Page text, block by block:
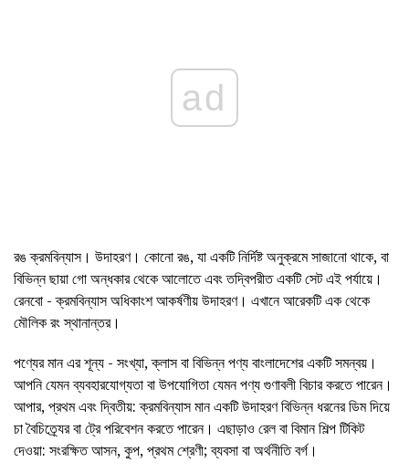
ad
রঙ ক্রমবিন্যাস। উদাহরণ। কোনো রঙ, যা একটি নির্দিষ্ট অনুক্রমে সাজানো থাকে, বা
বিভিন্ন ছায়া গো অন্ধকার থেকে আলোতে এবং তদ্বিপরীত একটি সেট এই পর্যায়ে।
রেনবো - ক্রমবিন্যাস অধিকাংশ আকর্ষণীয় উদাহরণ। এখানে আরেকটি এক থেকে
মৌলিক রং স্থানান্তর।
পণ্যের মান এর শূন্য - সংখ্যা, ক্লাস বা বিভিন্ন পণ্য বাংলাদেশের একটি সমন্বয়।
আপনি যেমন ব্যবহারযোগ্যতা বা উপযোগিতা যেমন পণ্য গুণাবলী বিচার করতে পারেন।
আপার, প্রথম এবং দ্বিতীয়: ক্রমবিন্যাস মান একটি উদাহরণ বিভিন্ন ধরনের ডিম দিয়ে
চা বৈচিত্র্যের বা ট্রে পরিবেশন করতে পারেন। এছাড়াও রেল বা বিমান শিল্প টিকিট
দেওয়া: সংরক্ষিত আসন, কুপ, প্রথম শ্রেণী; ব্যবসা বা অর্থনীতি বর্গ।